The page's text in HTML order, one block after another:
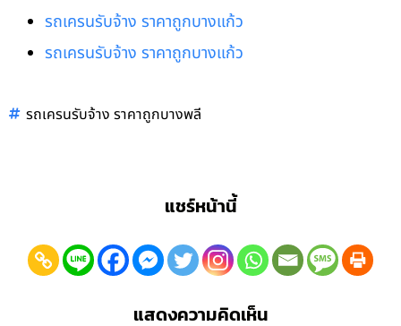
รถเครนรับจ้าง ราคาถูกบางแก้ว
รถเครนรับจ้าง ราคาถูกบางแก้ว
รถเครนรับจ้าง ราคาถูกบางพลี
แชร์หน้านี้
แสดงความคิดเห็น